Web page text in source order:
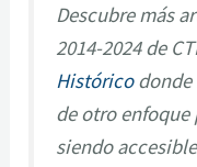
Descubre más
2014-2024 de
Históricodonde
de otro enfoque
siendo